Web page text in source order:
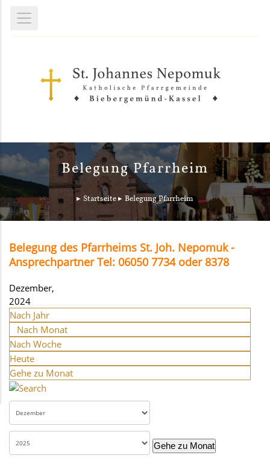
Belegung Pfarrheim
Startseite Belegung Pfarrheim
Belegung des Pfarrheims St. Joh. Nepomuk -
Ansprechpartner Tel: 06050 7734 oder 8378
Dezember,
2024
Nach Jahr
Nach Monat
Nach Woche
Heute
Gehe zu Monat
Gehe zu Monat